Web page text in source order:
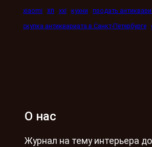
xiaomi xn xxi кухни
продать
скупка антиквариата в Санкт-Петербурге
О нас
Журнал на тему интерьера